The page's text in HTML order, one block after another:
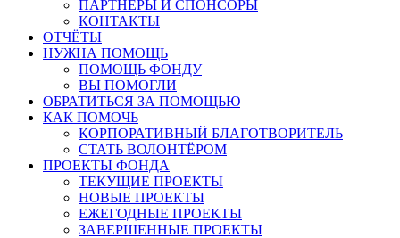
ПАРТНЁРЫ И СПОНСОРЫ
КОНТАКТЫ
ОТЧЁТЫ
НУЖНА ПОМОЩЬ
ПОМОЩЬ ФОНДУ
ВЫ ПОМОГЛИ
ОБРАТИТЬСЯ ЗА ПОМОЩЬЮ
КАК ПОМОЧЬ
КОРПОРАТИВНЫЙ БЛАГОТВОРИТЕЛЬ
СТАТЬ ВОЛОНТЁРОМ
ПРОЕКТЫ ФОНДА
ТЕКУЩИЕ ПРОЕКТЫ
НОВЫЕ ПРОЕКТЫ
ЕЖЕГОДНЫЕ ПРОЕКТЫ
ЗАВЕРШЕННЫЕ ПРОЕКТЫ